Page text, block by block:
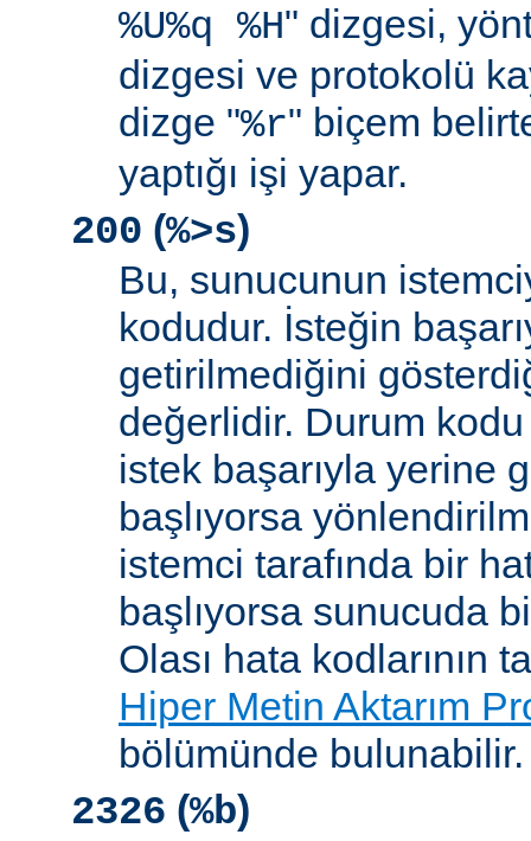
%U%q %H" dizgesi,
dizgesi ve protokolü
dizge "%r" biçem
yaptığı işi yapar.
200 (%>s)
Bu, sunucunun
kodudur. İsteğin
getirilmediğini
değerlidir. Durum
istek başarıyla yerine
başlıyorsa
istemci tarafında bir
başlıyorsa sunucuda
Olası hata kodlarının
Hiper Metin Aktarım
bölümünde bulunabilir.
2326 (%b)